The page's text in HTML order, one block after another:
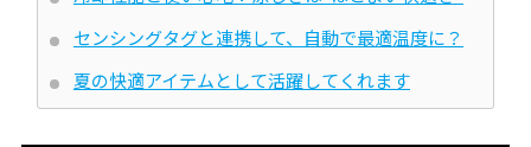
センシングタグと連携して、自動で最適温度に？
夏の快適アイテムとして活躍してくれます